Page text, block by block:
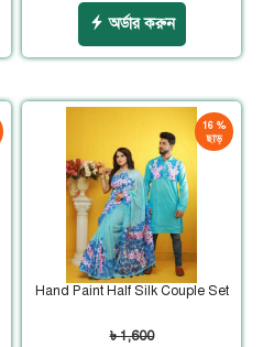
অর্ডার করুন
16 %
ছাড়
Hand Paint Half Silk Couple Set
৳ 1,600